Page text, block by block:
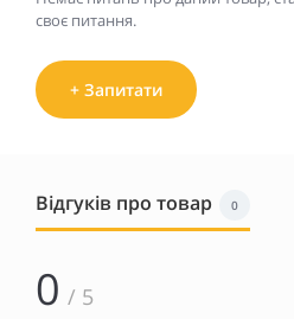
своє питання.
+ Запитати
Відгуків про товар 0
0 / 5